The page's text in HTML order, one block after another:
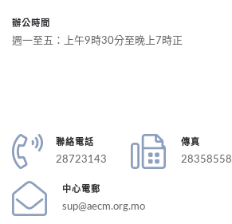
聯絡電話
28723143
傳真
28358558
中心電郵
sup@aecm.org.mo
辦公時間
週一至五：上午9時30分至晚上7時正